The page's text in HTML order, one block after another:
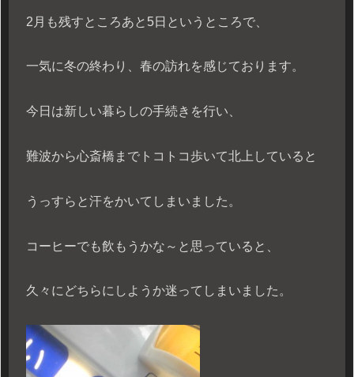
2月も残すところあと5日というところで、
一気に冬の終わり、春の訪れを感じております。
今日は新しい暮らしの手続きを行い、
難波から心斎橋までトコトコ歩いて北上していると
うっすらと汗をかいてしまいました。
コーヒーでも飲もうかな～と思っていると、
久々にどちらにしようか迷ってしまいました。